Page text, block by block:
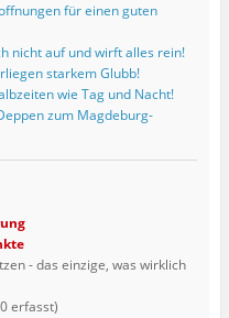
für einen guten
nicht auf und wirft alles rein!
starkem Glubb!
wie Tag und Nacht!
zum Magdeburg-
- das einzige, was wirklich
erfasst)